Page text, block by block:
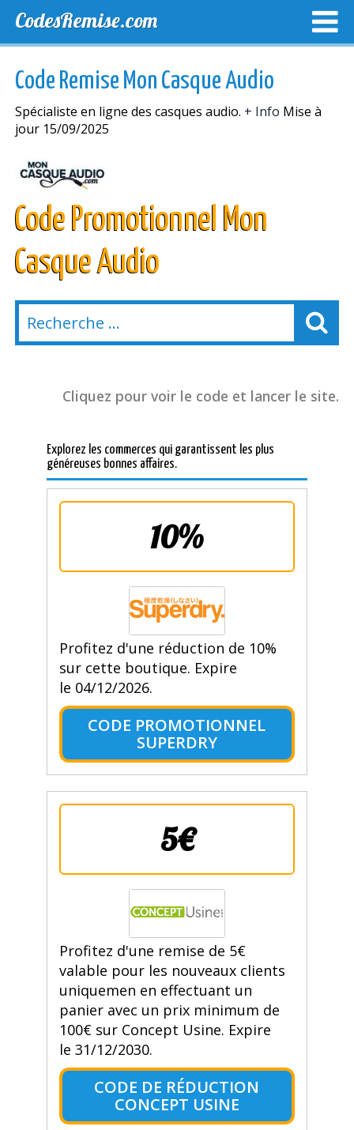
CodesRemise.com
NOUVELLES MAGASINS
Code Remise Mon Casque Audio
Spécialiste en ligne des casques audio. + Info Mise à
jour 15/09/2025
Code Promotionnel Mon
Casque Audio
Cliquez pour voir le code et lancer le site.
Explorez les commerces qui garantissent les plus
généreuses bonnes affaires.
10%
Profitez d'une réduction de 10%
sur cette boutique. Expire
le 04/12/2026.
CODE PROMOTIONNEL
SUPERDRY
5€
Profitez d'une remise de 5€
valable pour les nouveaux clients
uniquemen en effectuant un
panier avec un prix minimum de
100€ sur Concept Usine. Expire
le 31/12/2030.
CODE DE RÉDUCTION
CONCEPT USINE